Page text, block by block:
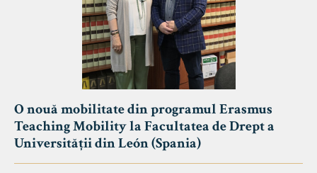
O nouă mobilitate din programul Erasmus
Teaching Mobility la Facultatea de Drept a
Universității din León (Spania)